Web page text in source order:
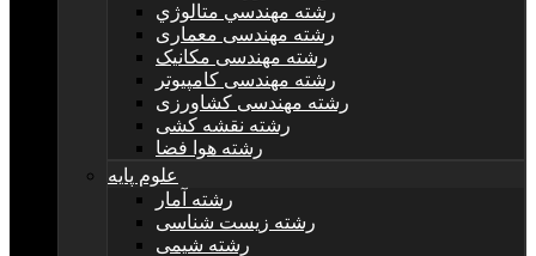
رشته مهندسي متالوژي
رشته مهندسی معماری
رشته مهندسی مکانیک
رشته مهندسی کامپیوتر
رشته مهندسی کشاورزی
رشته نقشه کشی
رشته هوا فضا
علوم پایه
رشته آمار
رشته زیست شناسی
رشته شیمی